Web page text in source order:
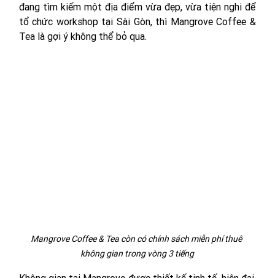
đang tìm kiếm một địa điểm vừa đẹp, vừa tiện nghi để
tổ chức workshop tại Sài Gòn, thì Mangrove Coffee &
Tea là gợi ý không thể bỏ qua.
Mangrove Coffee & Tea còn có chính sách miễn phí thuê
không gian trong vòng 3 tiếng